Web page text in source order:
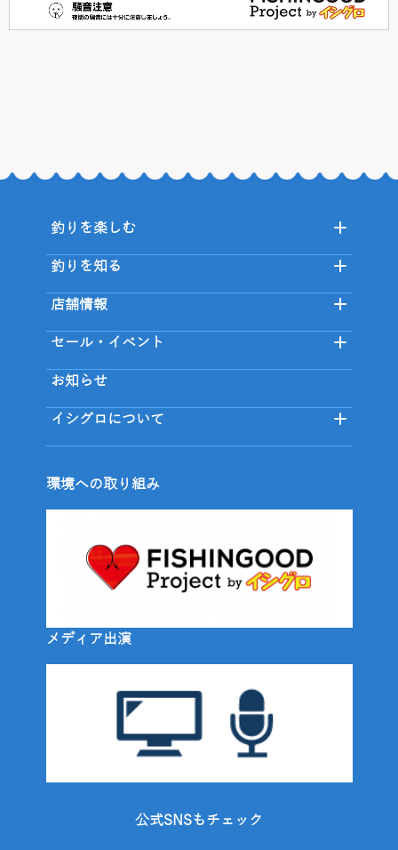
釣りを楽しむ
釣りを知る
店舗情報
セール・イベント
お知らせ
イシグロについて
環境への取り組み
メディア出演
公式SNSもチェック